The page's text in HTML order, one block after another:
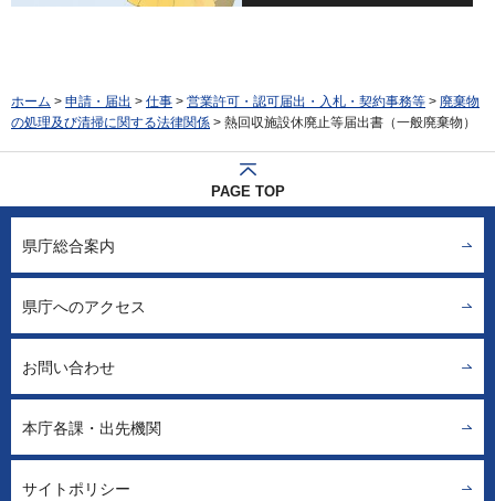
ホーム > 申請・届出 > 仕事 > 営業許可・認可届出・入札・契約事務等 > 廃棄物
の処理及び清掃に関する法律関係 > 熱回収施設休廃止等届出書（一般廃棄物）
PAGE TOP
県庁総合案内
県庁へのアクセス
お問い合わせ
本庁各課・出先機関
サイトポリシー